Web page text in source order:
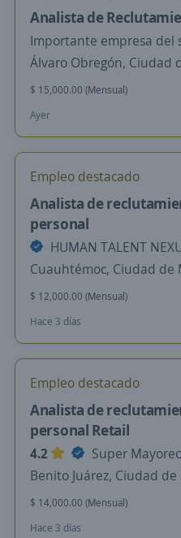
Analista de
Importante empresa del
Álvaro Obregón, Ciudad
$ 15,000.00 (Mensual)
Ayer
Empleo destacado
Analista de
personal
HUMAN TALENT
Cuauhtémoc, Ciudad de
$ 12,000.00 (Mensual)
Hace 3 días
Empleo destacado
Analista de
personal Retail
4.2
Super
Benito Juárez, Ciudad de
$ 14,000.00 (Mensual)
Hace 3 días